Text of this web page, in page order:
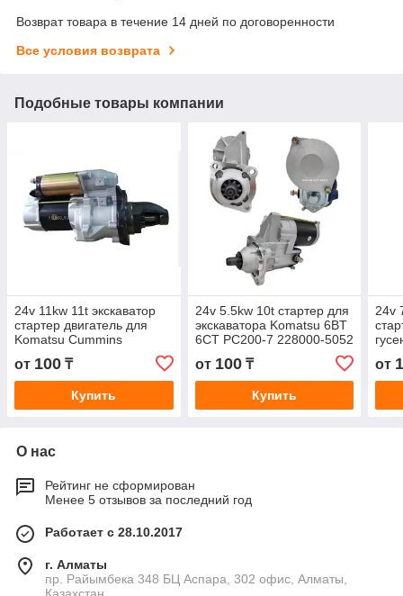
Возврат товара в течение 14 дней по договоренности
Все условия возврата
Подобные товары компании
24v 11kw 11t экскаватор
стартер двигатель для
Komatsu Cummins
двигатель 6D125E
6008138110 0230008110
от 100 ₸
Купить
24v 5.5kw 10t стартер для
экскаватора Komatsu 6BT
6CT PC200-7 228000-5052
3282626 6008635110
от 100₸
Купить
24v
от
О нас
Рейтинг не сформирован
Менее 5 отзывов за последний год
Работает с 28.10.2017
г. Алматы
пр. Райымбека 348 БЦ Аспара, 302 офис, Алматы,